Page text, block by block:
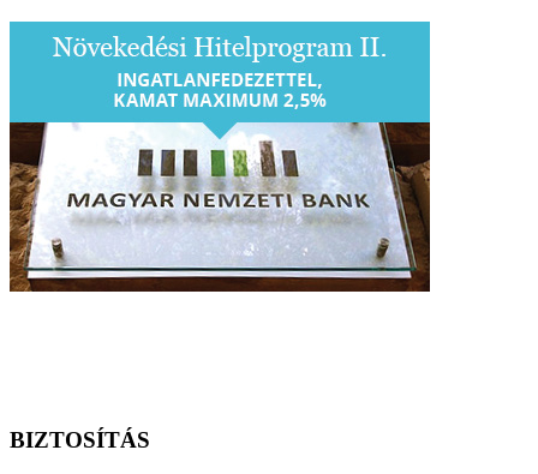
BIZTOSÍTÁS